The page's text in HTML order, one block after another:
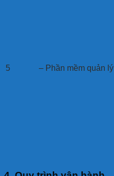
5 – Phần mềm quản lý